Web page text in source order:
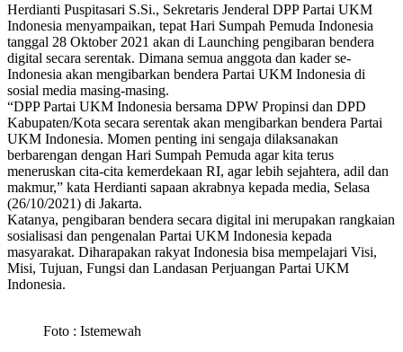
Herdianti Puspitasari S.Si., Sekretaris Jenderal DPP Partai UKM
Indonesia menyampaikan, tepat Hari Sumpah Pemuda Indonesia
tanggal 28 Oktober 2021 akan di Launching pengibaran bendera
digital secara serentak. Dimana semua anggota dan kader se-
Indonesia akan mengibarkan bendera Partai UKM Indonesia di
sosial media masing-masing.
“DPP Partai UKM Indonesia bersama DPW Propinsi dan DPD
Kabupaten/Kota secara serentak akan mengibarkan bendera Partai
UKM Indonesia. Momen penting ini sengaja dilaksanakan
berbarengan dengan Hari Sumpah Pemuda agar kita terus
meneruskan cita-cita kemerdekaan RI, agar lebih sejahtera, adil dan
makmur,” kata Herdianti sapaan akrabnya kepada media, Selasa
(26/10/2021) di Jakarta.
Katanya, pengibaran bendera secara digital ini merupakan rangkaian
sosialisasi dan pengenalan Partai UKM Indonesia kepada
masyarakat. Diharapakan rakyat Indonesia bisa mempelajari Visi,
Misi, Tujuan, Fungsi dan Landasan Perjuangan Partai UKM
Indonesia.
Foto : Istemewah